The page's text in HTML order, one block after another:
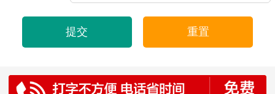
射精痛是指男性在性行为或撸管时出现疼痛或不适感，通常是在射精阶段出现的。射精痛可能是由多种原因引起的，例如以下原因： 2026-07-22
对于男性来说，射精是非常正常的生理现象，但有时会出现射精痛的情况，甚至持续时间过久，给身体健康带来影响。那么，射精痛过多要怎么办呢？ 2026-07-22
提交 重置